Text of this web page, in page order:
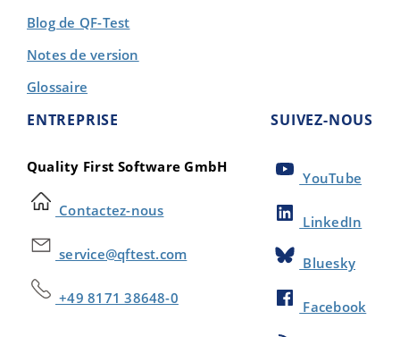
Blog de QF-Test
Notes de version
Glossaire
ENTREPRISE
Quality First Software GmbH
Contactez-nous
service@qftest.com
+49 8171 38648-0
SUIVEZ-NOUS
YouTube
LinkedIn
Bluesky
Facebook